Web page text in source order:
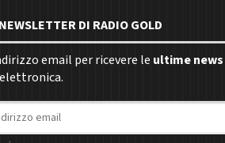
DI RADIO GOLD
email per ricevere le ultime news